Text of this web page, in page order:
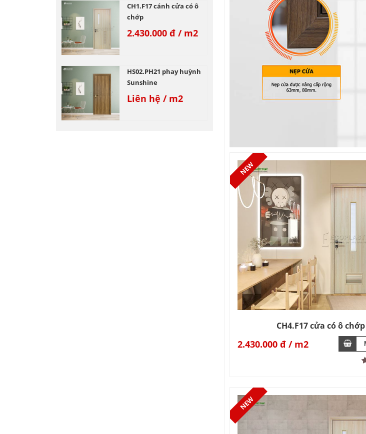
CH4.F17 cửa có ô chớp
2.430.000 đ
CH1.F17 cánh cửa có ô
chớp
2.430.000 đ
HS02.PH21 phay huỳnh
Sunshine
Liên hệ